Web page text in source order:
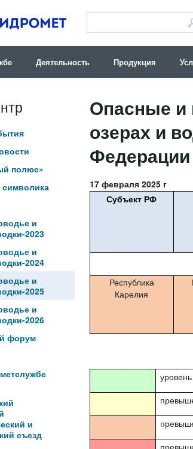
Деятельность Продукция
полюс»
и
2023
и
2024
и
2025
и
2026
форум
и
съезд
Опасные и
озерах и
17 февраля 2025 г
Субъект РФ
Республика
Карелия